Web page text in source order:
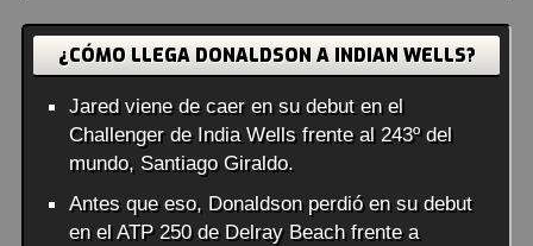
¿CÓMO LLEGA DONALDSON A INDIAN WELLS?
Jared viene de caer en su debut en el
Challenger de India Wells frente al 243º del
mundo, Santiago Giraldo.
Antes que eso, Donaldson perdió en su debut
en el ATP 250 de Delray Beach frente a